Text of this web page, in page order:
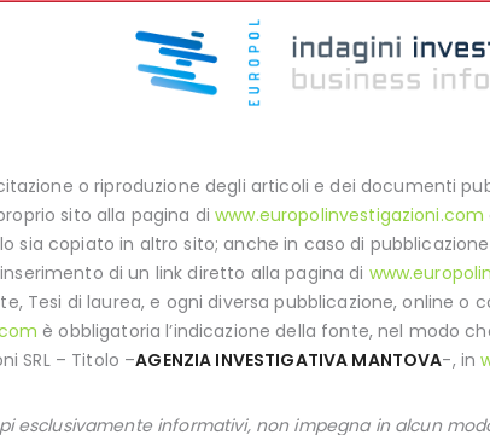
citazione o riproduzione degli articoli e dei documenti
sito alla pagina diwww.europolinvestigazioni.com
sia copiato in altro sito; anche in caso di
di un link diretto alla pagina di
Tesi di laurea, e ogni diversa pubblicazione, online
è obbligatoria l’indicazione della fonte, nel modo
SRL – Titolo –AGENZIA INVESTIGATIVA MANTOVA-, in
esclusivamente informativi, non impegna in alcun